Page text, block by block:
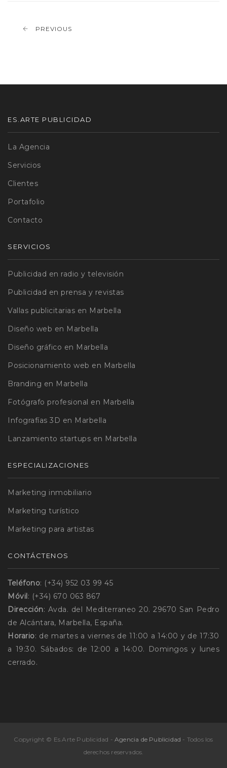
PREVIOUS
ES.ARTE PUBLICIDAD
La Agencia
Servicios
Clientes
Portafolio
Contacto
SERVICIOS
Publicidad en radio y televisión
Publicidad en prensa y revistas
Vallas publicitarias en Marbella
Diseño web en Marbella
Diseño gráfico en Marbella
Posicionamiento web en Marbella
Branding en Marbella
Fotógrafo profesional en Marbella
Infografías 3D en Marbella
Lanzamiento startups en Marbella
ESPECIALIZACIONES
Marketing inmobiliario
Marketing turístico
Marketing para artistas
CONTÁCTENOS
Teléfono: (+34) 952 03 99 45
Móvil: (+34) 670 063 867
Dirección: Avda. del Mediterraneo 20. 29670 San Pedro
de Alcántara, Marbella, España.
Horario: de martes a viernes de 11:00 a 14:00 y de 17:30
a 19:30. Sábados: de 12:00 a 14:00. Domingos y lunes
cerrado.
Copyright © Es.Arte Publicidad - Agencia de Publicidad - Todos los
derechos reservados.